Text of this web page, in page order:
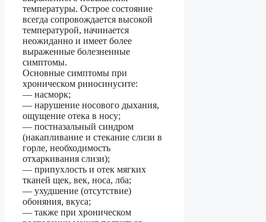
температуры. Острое состояние
всегда сопровождается высокой
температурой, начинается
неожиданно и имеет более
выраженные болезненные
симптомы.
Основные симптомы при
хроническом риносинусите:
— насморк;
— нарушение носового дыхания,
ощущение отека в носу;
— постназальный синдром
(накапливание и стекание слизи в
горле, необходимость
отхаркивания слизи);
— припухлость и отек мягких
тканей щек, век, носа, лба;
— ухудшение (отсутствие)
обоняния, вкуса;
— также при хроническом